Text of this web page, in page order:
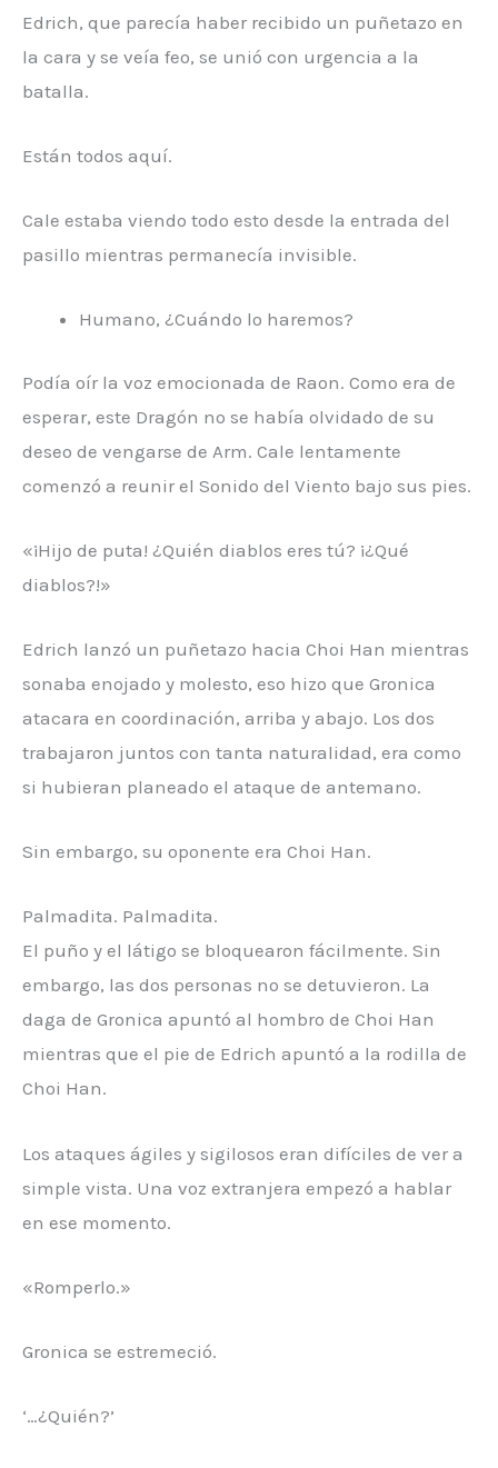
Edrich, que parecía haber recibido un puñetazo en
la cara y se veía feo, se unió con urgencia a la
batalla.
Están todos aquí.
Cale estaba viendo todo esto desde la entrada del
pasillo mientras permanecía invisible.
Humano, ¿Cuándo lo haremos?
Podía oír la voz emocionada de Raon. Como era de
esperar, este Dragón no se había olvidado de su
deseo de vengarse de Arm. Cale lentamente
comenzó a reunir el Sonido del Viento bajo sus pies.
«¡Hijo de puta! ¿Quién diablos eres tú? ¡¿Qué
diablos?!»
Edrich lanzó un puñetazo hacia Choi Han mientras
sonaba enojado y molesto, eso hizo que Gronica
atacara en coordinación, arriba y abajo. Los dos
trabajaron juntos con tanta naturalidad, era como
si hubieran planeado el ataque de antemano.
Sin embargo, su oponente era Choi Han.
Palmadita. Palmadita.
El puño y el látigo se bloquearon fácilmente. Sin
embargo, las dos personas no se detuvieron. La
daga de Gronica apuntó al hombro de Choi Han
mientras que el pie de Edrich apuntó a la rodilla de
Choi Han.
Los ataques ágiles y sigilosos eran difíciles de ver a
simple vista. Una voz extranjera empezó a hablar
en ese momento.
«Romperlo.»
Gronica se estremeció.
‘…¿Quién?’